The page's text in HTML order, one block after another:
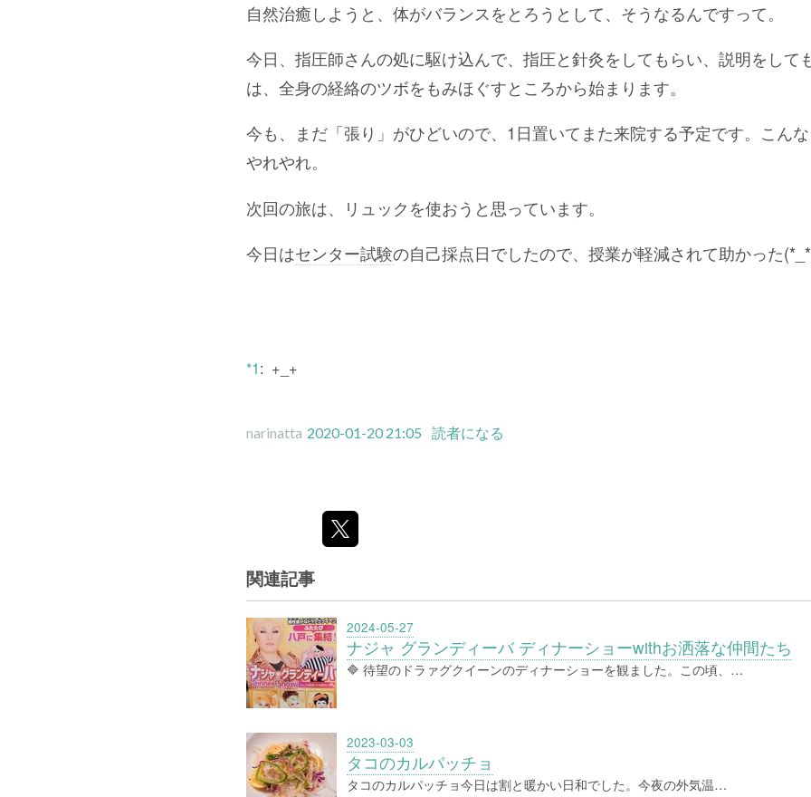
自然治癒しようと、体がバランスをとろうとして、そうなるんですって。
今日、指圧師さんの処に駆け込んで、指圧と針灸をしてもらい、説明をして
は、全身の経絡のツボをもみほぐすところから始まります。
今も、まだ「張り」がひどいので、1日置いてまた来院する予定です。こん
やれやれ。
次回の旅は、リュックを使おうと思っています。
今日はセンター試験の自己採点日でしたので、授業が軽減されて助かった
*1: +_+
narinatta 2020-01-20 21:05 読者になる
関連記事
2024-05-27
ナジャ グランディーバ ディナーショーwithお洒落な仲間たち
🔷 待望のドラァグクイーンのディナーショーを観ました。この頃、…
2023-03-03
タコのカルパッチョ
タコのカルパッチョ今日は割と暖かい日和でした。今夜の外気温…